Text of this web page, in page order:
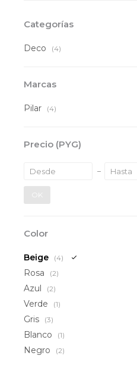
Categorías
Deco (4)
Marcas
Pilar (4)
Precio (PYG)
OK
Color
Beige (4)
Rosa (2)
Azul (2)
Verde (1)
Gris (3)
Blanco (1)
Negro (2)